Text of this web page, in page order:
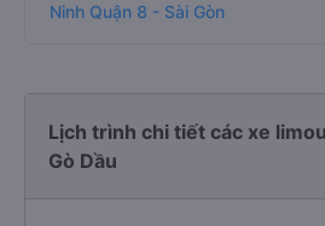
Ninh Quận 8 - Sài Gòn
Lịch trình chi tiết các xe
Gò Dầu